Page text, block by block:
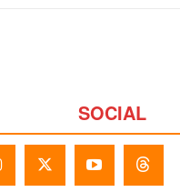
SOCIAL